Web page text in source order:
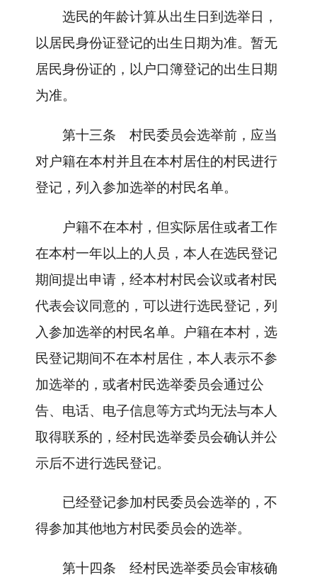
选民的年龄计算从出生日到选举日，
以居民身份证登记的出生日期为准。暂无
居民身份证的，以户口簿登记的出生日期
为准。
第十三条 村民委员会选举前，应当
对户籍在本村并且在本村居住的村民进行
登记，列入参加选举的村民名单。
户籍不在本村，但实际居住或者工作
在本村一年以上的人员，本人在选民登记
期间提出申请，经本村村民会议或者村民
代表会议同意的，可以进行选民登记，列
入参加选举的村民名单。户籍在本村，选
民登记期间不在本村居住，本人表示不参
加选举的，或者村民选举委员会通过公
告、电话、电子信息等方式均无法与本人
取得联系的，经村民选举委员会确认并公
示后不进行选民登记。
已经登记参加村民委员会选举的，不
得参加其他地方村民委员会的选举。
第十四条 经村民选举委员会审核确